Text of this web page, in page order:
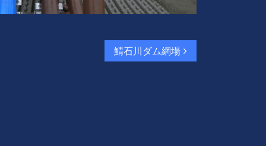
鯖石川ダム網場